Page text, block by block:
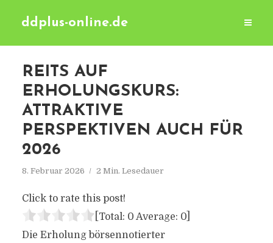
ddplus-online.de
REITS AUF
ERHOLUNGSKURS:
ATTRAKTIVE
PERSPEKTIVEN AUCH FÜR
2026
8. Februar 2026 2 Min. Lesedauer
Click to rate this post!
[Total: 0 Average: 0]
Die Erholung börsennotierter